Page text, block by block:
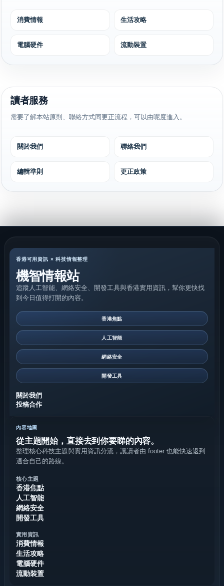
消費情報 生活攻略
電腦硬件 流動裝置
讀者服務
需要了解本站原則、聯絡方式同更正流程，可以由呢度進入。
關於我們 聯絡我們
編輯準則 更正政策
香港可用資訊 × 科技情報整理
機智情報站
追蹤人工智能、網絡安全、開發工具與香港實用資訊，幫你更快找
到今日值得打開的內容。
香港焦點
人工智能
網絡安全
開發工具
關於我們
投稿合作
內容地圖
從主題開始，直接去到你要睇的內容。
整理核心科技主題與實用資訊分流，讓讀者由 footer 也能快速返到
適合自己的路線。
核心主題
香港焦點
人工智能
網絡安全
開發工具
實用資訊
消費情報
生活攻略
電腦硬件
流動裝置